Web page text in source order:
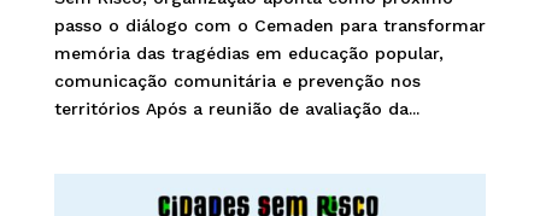
passo o diálogo com o Cemaden para transformar
memória das tragédias em educação popular,
comunicação comunitária e prevenção nos
territórios Após a reunião de avaliação da...